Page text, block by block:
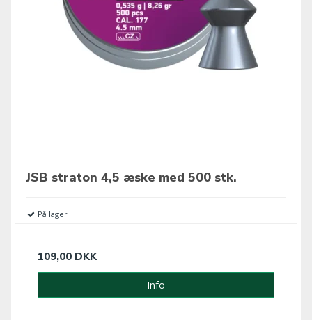
JSB straton 4,5 æske med 500 stk.
På lager
109,00 DKK
Info